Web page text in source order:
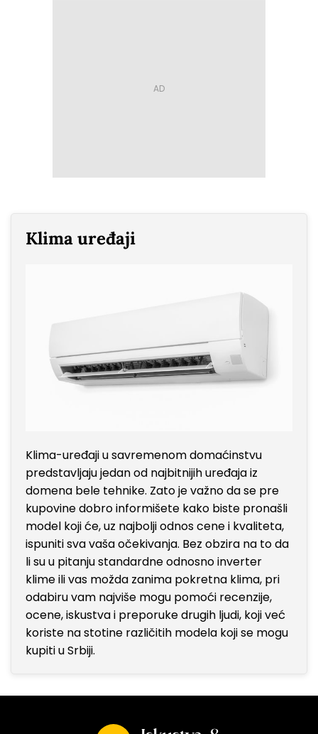
Klima uređaji
Klima-uređaji u savremenom domaćinstvu
predstavljaju jedan od najbitnijih uređaja iz
domena bele tehnike. Zato je važno da se pre
kupovine dobro informišete kako biste pronašli
model koji će, uz najbolji odnos cene i kvaliteta,
ispuniti sva vaša očekivanja. Bez obzira na to da
li su u pitanju standardne odnosno inverter
klime ili vas možda zanima pokretna klima, pri
odabiru vam najviše mogu pomoći recenzije,
ocene, iskustva i preporuke drugih ljudi, koji već
koriste na stotine različitih modela koji se mogu
kupiti u Srbiji.